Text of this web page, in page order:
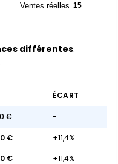
Ventes réelles 15
différentes.
ÉCART
€ -
€
+11,4%
€
+11,4%